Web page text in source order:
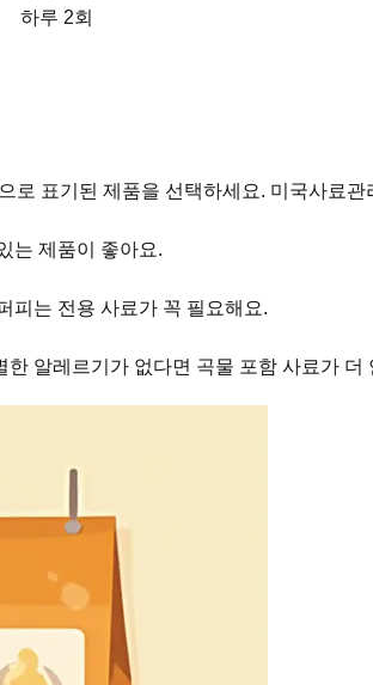
하루 2회
로 표기된 제품을 선택하세요. 미국사료
는 제품이 좋아요.
피는 전용 사료가 꼭 필요해요.
알레르기가 없다면 곡물 포함 사료가